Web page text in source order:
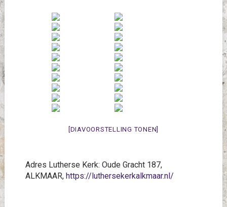
[DIAVOORSTELLING TONEN]
Adres Lutherse Kerk: Oude Gracht 187,
ALKMAAR, https://luthersekerkalkmaar.nl/